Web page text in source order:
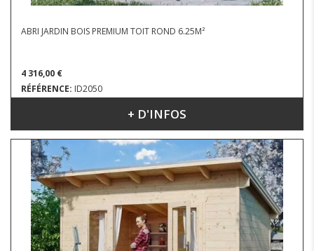
ABRI JARDIN BOIS PREMIUM TOIT ROND 6.25M²
4 316,00 €
RÉFÉRENCE: ID2050
DIMENSIONS : 2.90 X 3.10 M+ D'INFOS